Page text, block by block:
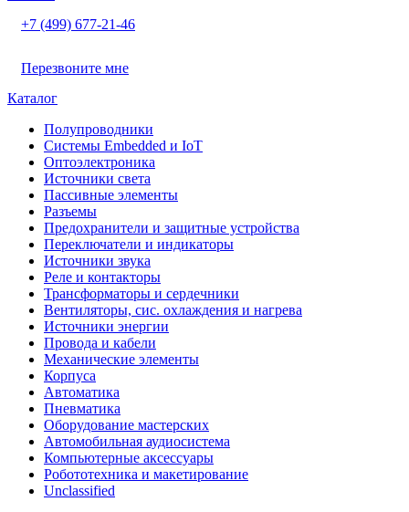
+7 (499) 677-21-46
Перезвоните мне
Каталог
Полупроводники
Системы Embedded и IoT
Oптоэлектроника
Источники света
Пассивные элементы
Разъeмы
Предохранители и защитные устройства
Переключатели и индикаторы
Источники звука
Реле и контакторы
Трансформаторы и сердечники
Вентиляторы, сис. охлаждения и нагрева
Источники энергии
Провода и кабели
Механические элементы
Корпуса
Автоматика
Пневматика
Оборудование мастерских
Автомобильная аудиосистема
Компьютерные аксессуары
Робототехника и макетирование
Unclassified